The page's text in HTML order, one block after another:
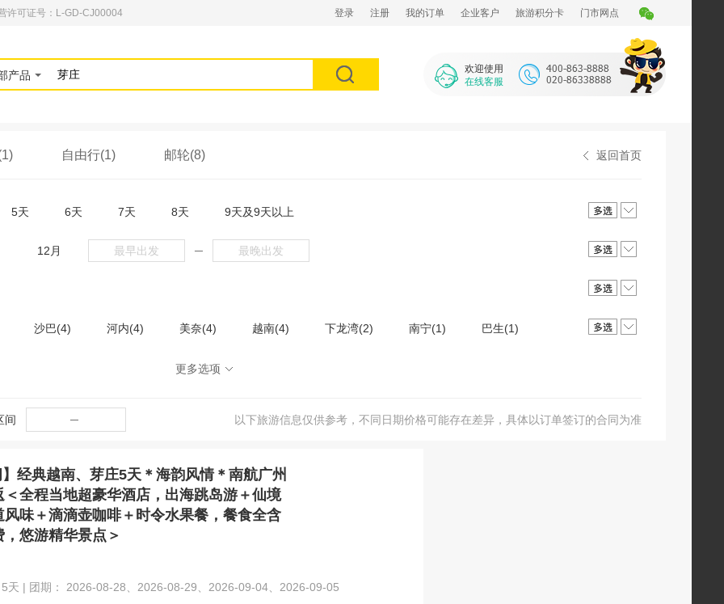
许可证号：L-GD-CJ00004 登录 注册 我的订单 企业客户 旅游积分卡 门市网点
产品
欢迎使用
在线客服
返回首页
自由行(1) 邮轮(8)
5天 6天 7天 8天 9天及9天以上
12月 ─
沙巴(4) 河内(4) 美奈(4) 越南(4) 下龙湾(2) 南宁(1) 巴生(1)
更多选项
间 ─ 以下旅游信息仅供参考，不同日期价格可能存在差异，具体以订单签订的合同为准
】经典越南、芽庄5天＊海韵风情＊南航广州
＜全程当地超豪华酒店，出海跳岛游＋仙境
风味＋滴滴壶咖啡＋时令水果餐，餐食全含
，悠游精华景点＞
天 | 团期： 2026-08-28、2026-08-29、2026-09-04、2026-09-05